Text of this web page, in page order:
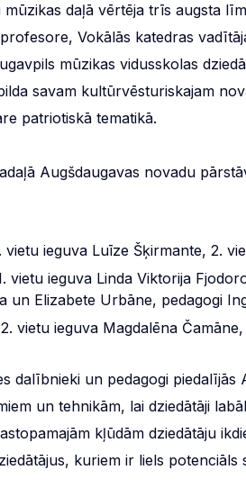
daļā vērtēja trīs augsta
Vokālās katedras
mūzikas vidusskolas
savam kultūrvēsturiskajam
patriotiskā tematikā.
Augšdaugavas novadu
vietu ieguva Luīze Šķirmante, 2.
vietu ieguva Linda Viktorija
un Elizabete Urbāne, pedagogi
vietu ieguva Magdalēna
dalībnieki un pedagogi
un tehnikām, lai dziedātāji
kļūdām dziedātāju
kuriem ir liels